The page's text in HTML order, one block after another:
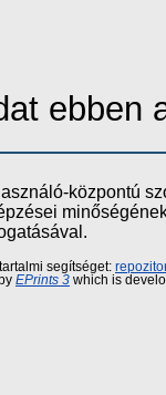
ebben
központú
segítséget:
EPrints 3 which is